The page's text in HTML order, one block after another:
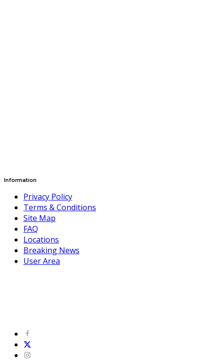
Information
Privacy Policy
Terms & Conditions
Site Map
FAQ
Locations
Breaking News
User Area